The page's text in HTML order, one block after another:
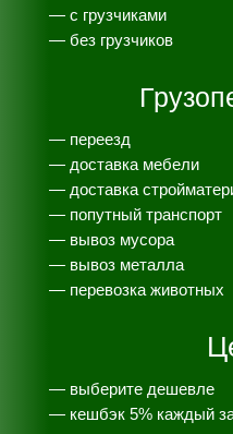
— с грузчиками
— без грузчиков
— переезд
— доставка мебели
— доставка
— попутный транспорт
— вывоз мусора
— вывоз металла
— перевозка животных
— выберите дешевле
— кешбэк 5% каждый